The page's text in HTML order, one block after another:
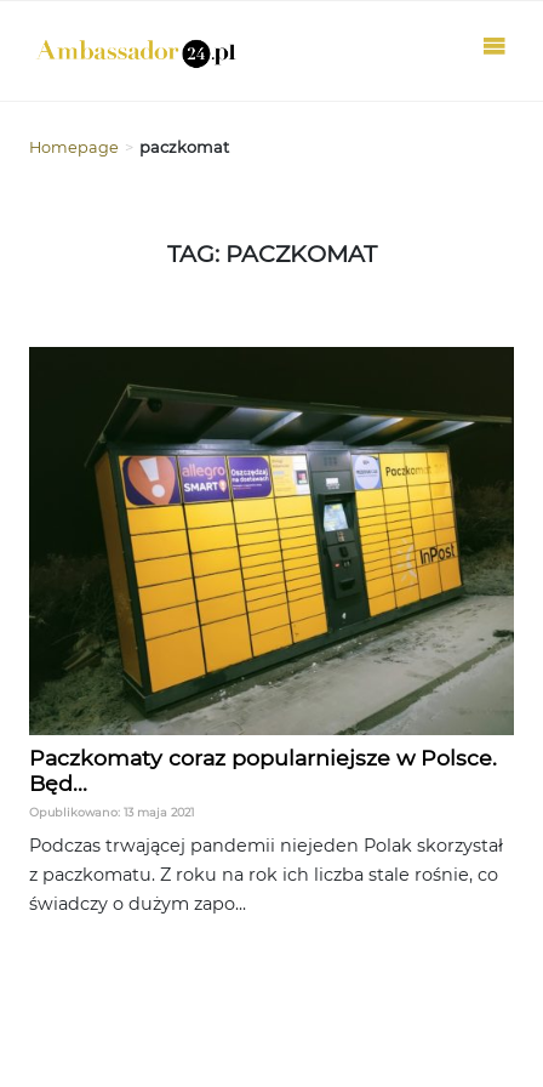
Homepage > paczkomat
TAG: PACZKOMAT
Paczkomaty coraz popularniejsze w Polsce.
Będ...
Opublikowano: 13 maja 2021
Podczas trwającej pandemii niejeden Polak skorzystał
z paczkomatu. Z roku na rok ich liczba stale rośnie, co
świadczy o dużym zapo...